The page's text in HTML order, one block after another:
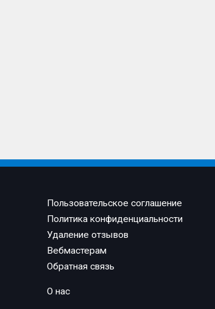
Пользовательское соглашение
Политика конфиденциальности
Удаление отзывов
Вебмастерам
Обратная связь
О нас